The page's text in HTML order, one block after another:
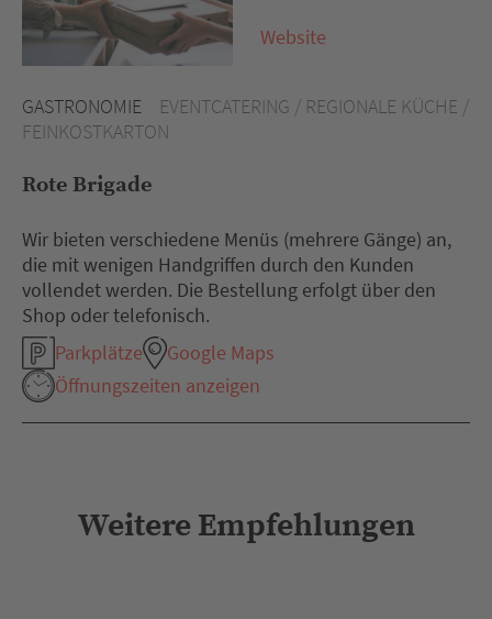
GASTRONOMIE
EVENTCATERING / REGIONALE KÜCHE /
FEINKOSTKARTON
Rote Brigade
Wir bieten verschiedene Menüs (mehrere Gänge) an,
die mit wenigen Handgriffen durch den Kunden
vollendet werden. Die Bestellung erfolgt über den
Shop oder telefonisch.
Parkplätze
Google Maps
Öffnungszeiten anzeigen
Website
Weitere Empfehlungen